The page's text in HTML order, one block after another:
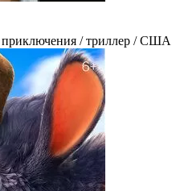
приключения / триллер / США